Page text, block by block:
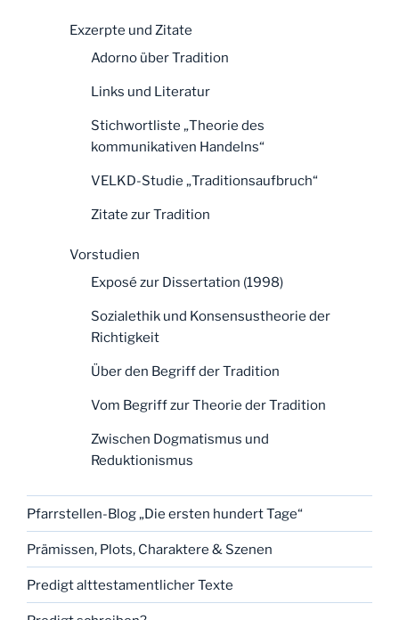
Exzerpte und Zitate
Adorno über Tradition
Links und Literatur
Stichwortliste „Theorie des
kommunikativen Handelns“
VELKD-Studie „Traditionsaufbruch“
Zitate zur Tradition
Vorstudien
Exposé zur Dissertation (1998)
Sozialethik und Konsensustheorie der
Richtigkeit
Über den Begriff der Tradition
Vom Begriff zur Theorie der Tradition
Zwischen Dogmatismus und
Reduktionismus
Pfarrstellen-Blog „Die ersten hundert Tage“
Prämissen, Plots, Charaktere & Szenen
Predigt alttestamentlicher Texte